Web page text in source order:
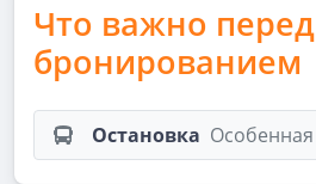
Что важно перед
бронированием
Остановка Особенная